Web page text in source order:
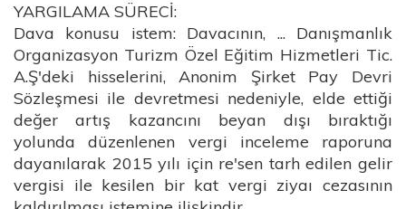
YARGILAMA SÜRECİ:
Dava konusu istem: Davacının, ... Danışmanlık
Organizasyon Turizm Özel Eğitim Hizmetleri Tic.
A.Ş'deki hisselerini, Anonim Şirket Pay Devri
Sözleşmesi ile devretmesi nedeniyle, elde ettiği
değer artış kazancını beyan dışı bıraktığı
yolunda düzenlenen vergi inceleme raporuna
dayanılarak 2015 yılı için re'sen tarh edilen gelir
vergisi ile kesilen bir kat vergi ziyaı cezasının